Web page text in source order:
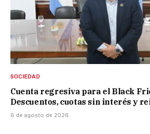
SOCIEDAD
Cuenta regresiva para el Black
Descuentos, cuotas sin interés y
6 de agosto de 2026